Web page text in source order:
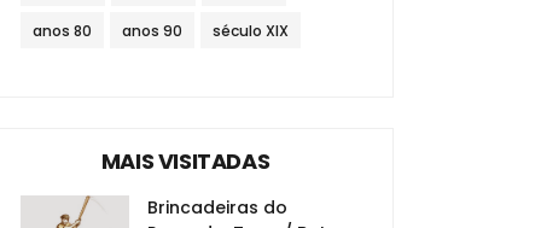
anos 80 anos 90 século XIX
MAIS VISITADAS
Brincadeiras do